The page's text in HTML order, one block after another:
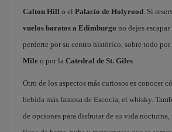
Calton Hill o el Palacio de Holyrood. Si
vuelos baratos a Edimburgo no dejes
perderte por su centro histórico, sobre todo por
Mile o por la Catedral de St. Giles.
Otro de los aspectos más curiosos es conocer
bebida más famosa de Escocia, el whisky.
de opciones para disfrutar de su vida nocturna,